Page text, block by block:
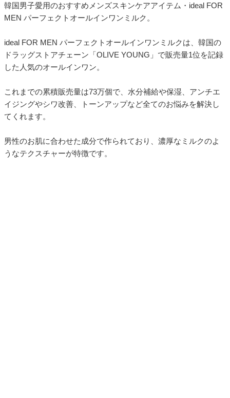
韓国男子愛用のおすすめメンズスキンケアアイテム・ideal FOR
MEN パーフェクトオールインワンミルク。
ideal FOR MEN パーフェクトオールインワンミルクは、韓国の
ドラッグストアチェーン「OLIVE YOUNG」で販売量1位を記録
した人気のオールインワン。
これまでの累積販売量は73万個で、水分補給や保湿、アンチエ
イジングやシワ改善、トーンアップなど全てのお悩みを解決し
てくれます。
男性のお肌に合わせた成分で作られており、濃厚なミルクのよ
うなテクスチャーが特徴です。